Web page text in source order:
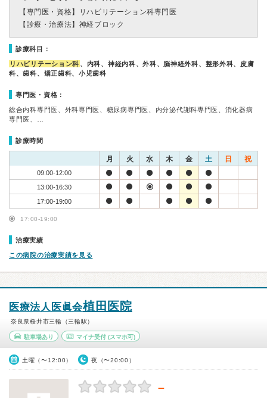
【専門医・資格】
リハビリテーション科専門医
【診療・治療法】 神経ブロック
診療科目：
リハビリテーション科 、内科、神経内科、外科、脳神経外科、整形外科、皮膚
科、歯科、矯正歯科、小児歯科
専門医・資格：
総合内科専門医、外科専門医、糖尿病専門医、内分泌代謝科専門医、消化器病
専門医、…
診療時間
月 火 水 木 金 土 日 祝
09:00-12:00
13:00-16:30
17:00-19:00
17:00-19:00
治療実績
この病院の治療実績を見る
医療法人医眞会植田医院
奈良県桜井市三輪（三輪駅）
駐車場あり マイナ受付(スマホ可)
土曜（〜12:00） 夜（〜20:00）
－